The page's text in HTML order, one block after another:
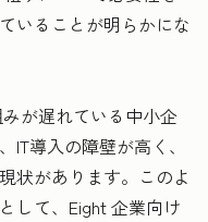
いることが明らかにな
が遅れている中小企
導入の障壁が高く、
状があります。このよ
して、Eight 企業向け